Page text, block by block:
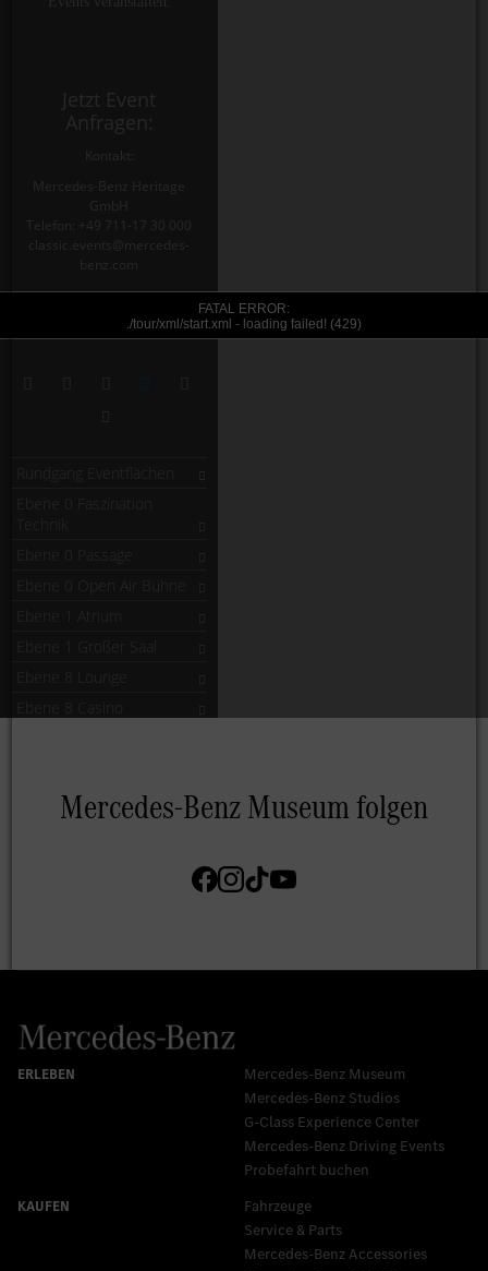
Mercedes-Benz Museum
Mercedes-Benz Studios
G-Class Experience Center
Mercedes-Benz Driving Events
Probefahrt buchen
Fahrzeuge
Service & Parts
Mercedes-Benz Accessories